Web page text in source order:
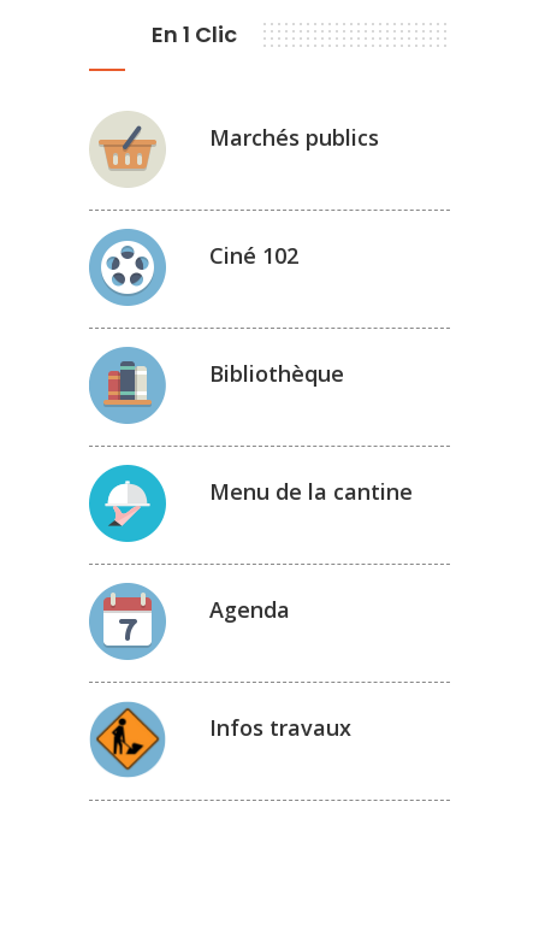
En 1 Clic
Marchés publics
Ciné 102
Bibliothèque
Menu de la cantine
Agenda
Infos travaux